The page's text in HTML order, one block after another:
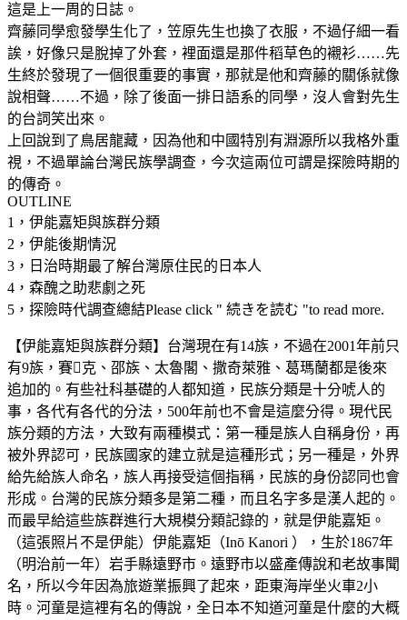
這是上一周的日誌。
齊藤同學愈發學生化了，笠原先生也換了衣服，不過仔細一看
誒，好像只是脫掉了外套，裡面還是那件稻草色的襯衫……先
生終於發現了一個很重要的事實，那就是他和齊藤的關係就像
說相聲……不過，除了後面一排日語系的同學，沒人會對先生
的台詞笑出來。
上回說到了鳥居龍藏，因為他和中國特別有淵源所以我格外重
視，不過單論台灣民族學調查，今次這兩位可謂是探險時期的
的傳奇。
OUTLINE
1，伊能嘉矩與族群分類
2，伊能後期情況
3，日治時期最了解台灣原住民的日本人
4，森醜之助悲劇之死
5，探險時代調查總結Please click " 続きを読む "to read more.
【伊能嘉矩與族群分類】台灣現在有14族，不過在2001年前只
有9族，賽克、邵族、太魯閣、撒奇萊雅、葛瑪蘭都是後來
追加的。有些社科基礎的人都知道，民族分類是十分唬人的
事，各代有各代的分法，500年前也不會是這麼分得。現代民
族分類的方法，大致有兩種模式：第一種是族人自稱身份，再
被外界認可，民族國家的建立就是這種形式；另一種是，外界
給先給族人命名，族人再接受這個指稱，民族的身份認同也會
形成。台灣的民族分類多是第二種，而且名字多是漢人起的。
而最早給這些族群進行大規模分類記錄的，就是伊能嘉矩。
（這張照片不是伊能）伊能嘉矩（Inō Kanori ），生於1867年
（明治前一年）岩手縣遠野市。遠野市以盛產傳說和老故事聞
名，所以今年因為旅遊業振興了起來，距東海岸坐火車2小
時。河童是這裡有名的傳說，全日本不知道河童是什麼的大概